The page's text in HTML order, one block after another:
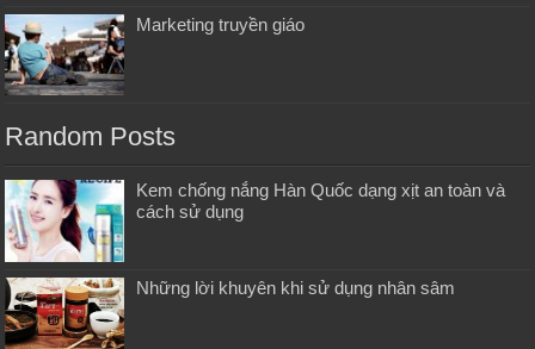
Marketing truyền giáo
Random Posts
Kem chống nắng Hàn Quốc dạng xịt an toàn và
cách sử dụng
Những lời khuyên khi sử dụng nhân sâm